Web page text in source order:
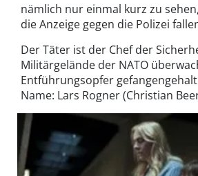
nämlich nur einmal kurz zu
die Anzeige gegen die Polizei
Der Täter ist der Chef der
Militärgelände der NATO
Entführungsopfer
Name: Lars Rogner (Christian